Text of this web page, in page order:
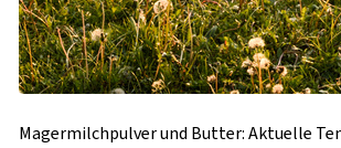
Magermilchpulver und Butter: Aktuelle